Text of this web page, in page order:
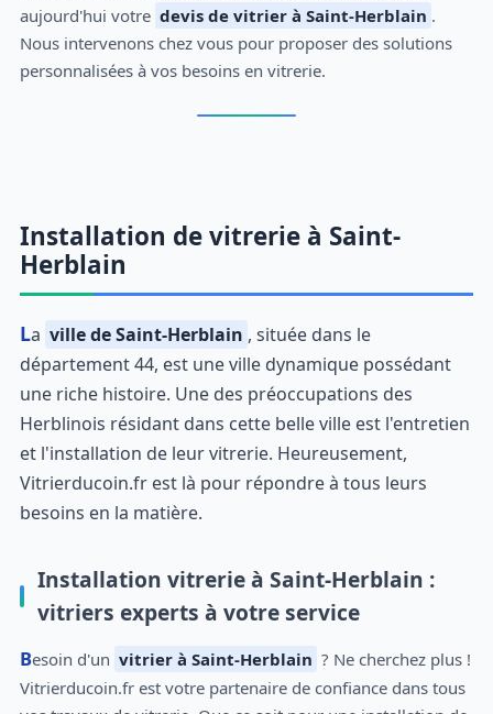
aujourd'hui votre devis de vitrier à Saint-Herblain .
Nous intervenons chez vous pour proposer des solutions
personnalisées à vos besoins en vitrerie.
Installation de vitrerie à Saint-
Herblain
La ville de Saint-Herblain , située dans le
département 44, est une ville dynamique possédant
une riche histoire. Une des préoccupations des
Herblinois résidant dans cette belle ville est l'entretien
et l'installation de leur vitrerie. Heureusement,
Vitrierducoin.fr est là pour répondre à tous leurs
besoins en la matière.
Installation vitrerie à Saint-Herblain :
vitriers experts à votre service
Besoin d'un vitrier à Saint-Herblain ? Ne cherchez plus !
Vitrierducoin.fr est votre partenaire de confiance dans tous